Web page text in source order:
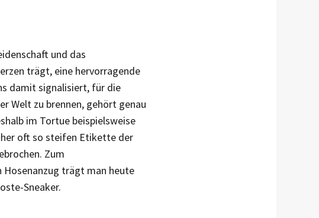
und das
trägt, eine hervorragende
damit signalisiert, für die
Welt zu brennen, gehört genau
im Tortue beispielsweise
oft so steifen Etikette der
Zum
Hosenanzug trägt man heute
Sneaker.